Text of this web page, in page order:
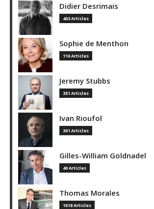
Didier Desrimais
403 Articles
Sophie de Menthon
116 Articles
Jeremy Stubbs
351 Articles
Ivan Rioufol
301 Articles
Gilles-William Goldnadel
40 Articles
Thomas Morales
1018 Articles